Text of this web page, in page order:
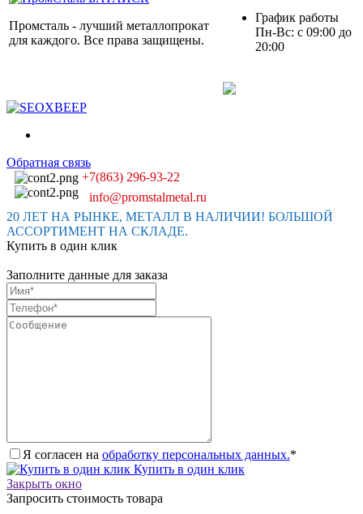
Промсталь - лучший металлопрокат
для каждого. Все права защищены.
График работы
Пн-Вс: с 09:00 до
20:00
Обратная связь
+7(863) 296-93-22
info@promstalmetal.ru
20 ЛЕТ НА РЫНКЕ, МЕТАЛЛ В НАЛИЧИИ! БОЛЬШОЙ
АССОРТИМЕНТ НА СКЛАДЕ.
Купить в один клик
Заполните данные для заказа
Я согласен на обработку персональных данных.*
Купить в один клик
Закрыть окно
Запросить стоимость товара